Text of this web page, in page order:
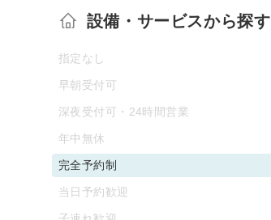
設備・サービスから探す
指定なし
早朝受付可
深夜受付可・24時間営業
年中無休
完全予約制
当日予約歓迎